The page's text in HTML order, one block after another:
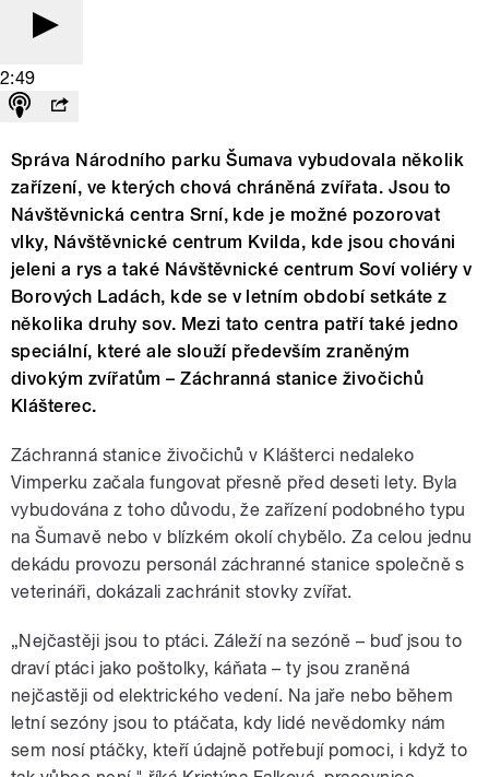
2:49
Správa Národního parku Šumava vybudovala několik
zařízení, ve kterých chová chráněná zvířata. Jsou to
Návštěvnická centra Srní, kde je možné pozorovat
vlky, Návštěvnické centrum Kvilda, kde jsou chováni
jeleni a rys a také Návštěvnické centrum Soví voliéry v
Borových Ladách, kde se v letním období setkáte z
několika druhy sov. Mezi tato centra patří také jedno
speciální, které ale slouží především zraněným
divokým zvířatům – Záchranná stanice živočichů
Klášterec.
Záchranná stanice živočichů v Klášterci nedaleko
Vimperku začala fungovat přesně před deseti lety. Byla
vybudována z toho důvodu, že zařízení podobného typu
na Šumavě nebo v blízkém okolí chybělo. Za celou jednu
dekádu provozu personál záchranné stanice společně s
veterináři, dokázali zachránit stovky zvířat.
„Nejčastěji jsou to ptáci. Záleží na sezóně – buď jsou to
draví ptáci jako poštolky, káňata – ty jsou zraněná
nejčastěji od elektrického vedení. Na jaře nebo během
letní sezóny jsou to ptáčata, kdy lidé nevědomky nám
sem nosí ptáčky, kteří údajně potřebují pomoci, i když to